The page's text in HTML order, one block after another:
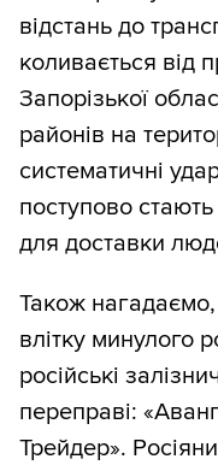
відстань до
коливається від
Запорізької
районів на
систематичні
поступово
для доставки
Також
влітку минулого
російські
переправі:
Трейдер».